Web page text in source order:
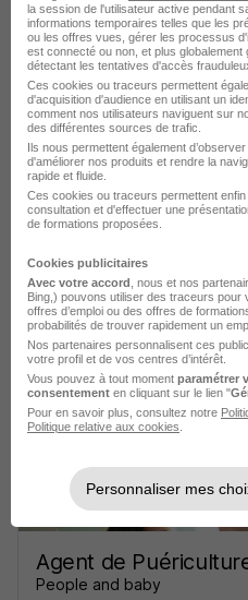
Courbevoie - 92
Voir l’offre
EQIOM
Courbevoie - 92 CDD
Voir l’offre
Agent de
People and baby
la session de l'utilisateur active pendant
informations temporaires telles que les
ou les offres vues, gérer les processus
est connecté ou non, et plus
détectant les tentatives d'accès
Ces cookies ou traceurs permettent
d'acquisition d'audience en utilisant un
comment nos utilisateurs naviguent sur
des différentes sources de trafic.
Ils nous permettent également
d'améliorer nos produits et rendre la
rapide et fluide.
Ces cookies ou traceurs permettent
consultation et d'effectuer une
de formations proposées.
Cookies publicitaires
Avec votre accord , nous et nos
Bing,) pouvons utiliser des traceurs
offres d’emploi ou des offres de
probabilités de trouver rapidement un
Nos partenaires personnalisent ces
votre profil et de vos centres d’intérêt.
Vous pouvez à tout moment paramétrer
consentement en cliquant sur le lien "
Pour en savoir plus, consultez notre
Politique relative aux cookies
Personnaliser mes